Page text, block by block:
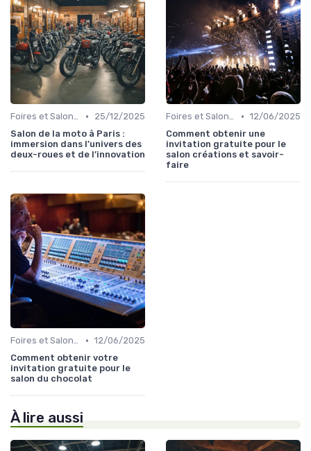
Foires et Salons Grand Public •
25/12/2025
Salon de la moto à Paris :
immersion dans l’univers des
deux-roues et de l’innovation
Foires et Salons Grand Public • 12/06/2025
Comment obtenir une
invitation gratuite pour le
salon créations et savoir-
faire
Foires et Salons Grand Public • 12/06/2025
Comment obtenir votre
invitation gratuite pour le
salon du chocolat
À lire aussi